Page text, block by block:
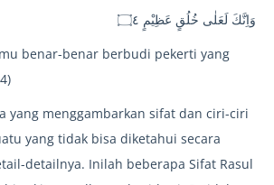
وَاِنَّكَ لَعَلٰى خُلُقٍ عَظِيْمٍ ۝٤
benar-benar berbudi pekerti yang
yang menggambarkan sifat dan ciri-ciri
yang tidak bisa diketahui secara
detailnya. Inilah beberapa Sifat Rasul